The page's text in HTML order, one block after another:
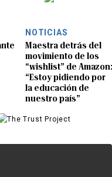
NOTICIAS
Maestra detrás del
movimiento de los
“wishlist” de Amazon:
“Estoy pidiendo por
la educación de
nuestro país”